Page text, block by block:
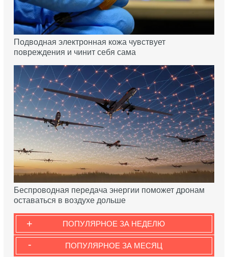
Подводная электронная кожа чувствует
повреждения и чинит себя сама
Беспроводная передача энергии поможет дронам
оставаться в воздухе дольше
ПОПУЛЯРНОЕ ЗА НЕДЕЛЮ
+
ПОПУЛЯРНОЕ ЗА МЕСЯЦ
-